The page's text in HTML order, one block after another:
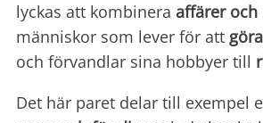
lyckas att kombinera affärer och
människor som lever för att
och förvandlar sina hobbyer till
Det här paret delar till exempel